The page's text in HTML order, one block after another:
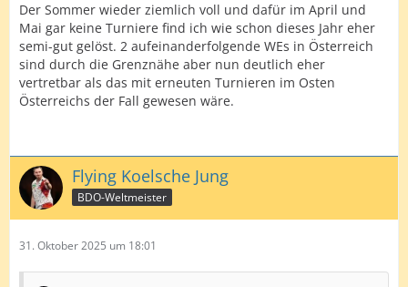
Der Sommer wieder ziemlich voll und dafür im April und
Mai gar keine Turniere find ich wie schon dieses Jahr eher
semi-gut gelöst. 2 aufeinanderfolgende WEs in Österreich
sind durch die Grenznähe aber nun deutlich eher
vertretbar als das mit erneuten Turnieren im Osten
Österreichs der Fall gewesen wäre.
Flying Koelsche Jung
BDO-Weltmeister
31. Oktober 2025 um 18:01